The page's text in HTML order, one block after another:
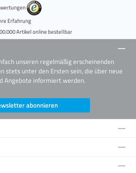
Erfahrung
Artikel online bestellbar
unseren regelmäßig erscheinenden
stets unter den Ersten sein, die über neue
Angebote informiert werden.
abonnieren